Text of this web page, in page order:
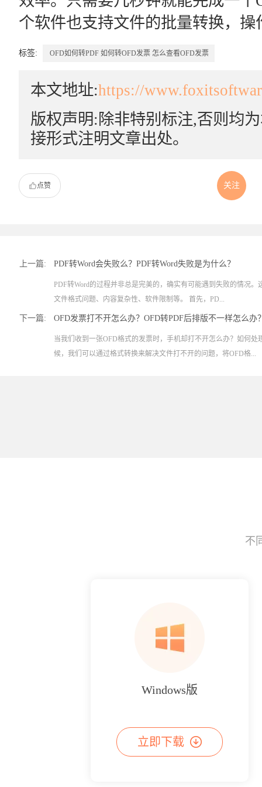
个软件也支持文件的批量转换，
标签: OFD如何转PDF 如何转OFD发票 怎么查看OFD发票
本文地址:https://
版权声明:除非特别标注,否则均
接形式注明文章出处。
点赞 关注
上一篇: PDF转Word会失败么？PDF转Word失败是为什么？
PDF转Word的过程并非总是完美的，确实有可能遇到失败的情况
文件格式问题、内容复杂性、软件限制等。 首先，PD...
下一篇: OFD发票打不开怎么办？OFD转PDF后排版不一样怎么办
当我们收到一张OFD格式的发票时，手机却打不开怎么办？如何处
候，我们可以通过格式转换来解决文件打不开的问题，将OFD格...
不
Windows版
立即下载